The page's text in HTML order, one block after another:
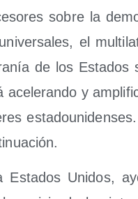
sobre la
el
de los
ace­le­ran­do y
Esta­dos Uni­dos,